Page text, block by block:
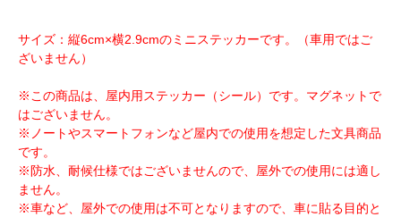
サイズ：縦6cm×横2.9cmのミニステッカーです。（車用ではご
ざいません）
※この商品は、屋内用ステッカー（シール）です。マグネットで
はございません。
※ノートやスマートフォンなど屋内での使用を想定した文具商品
です。
※防水、耐候仕様ではございませんので、屋外での使用には適し
ません。
※車など、屋外での使用は不可となりますので、車に貼る目的と